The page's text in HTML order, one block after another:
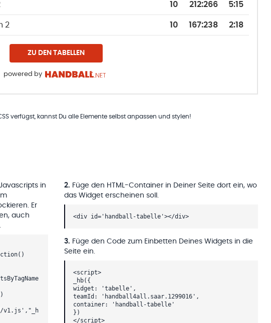
10 212:266 5:15
2 10 167:238 2:18
ZU DEN TABELLEN
powered by
verfügst, kannst Du alle Elemente selbst anpassen und stylen!
in
Er
auch
v1.js',"_h
2. Füge den HTML-Container in Deiner Seite dort ein, wo
das Widget erscheinen soll.
<div id='handball-tabelle'></div>
3. Füge den Code zum Einbetten Deines Widgets in die
Seite ein.
<script>
_hb({
widget: 'tabelle',
teamId: 'handball4all.saar.1299016',
container: 'handball-tabelle'
})
</script>